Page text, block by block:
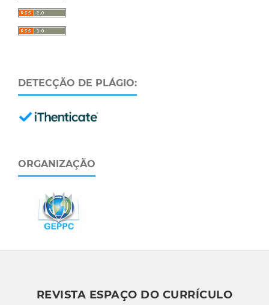
DETECÇÃO DE PLÁGIO:
ORGANIZAÇÃO
REVISTA ESPAÇO DO CURRÍCULO